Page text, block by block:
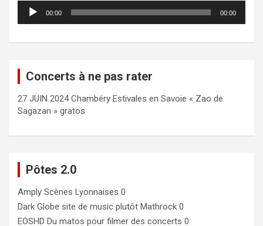
Lecteur
audio
00:00 00:00
Concerts à ne pas rater
27 JUIN 2024 Chambéry Estivales en Savoie « Zao de
Sagazan » gratos
Pôtes 2.0
Amply Scènes Lyonnaises 0
Dark Globe site de music plutôt Mathrock 0
EOSHD Du matos pour filmer des concerts 0